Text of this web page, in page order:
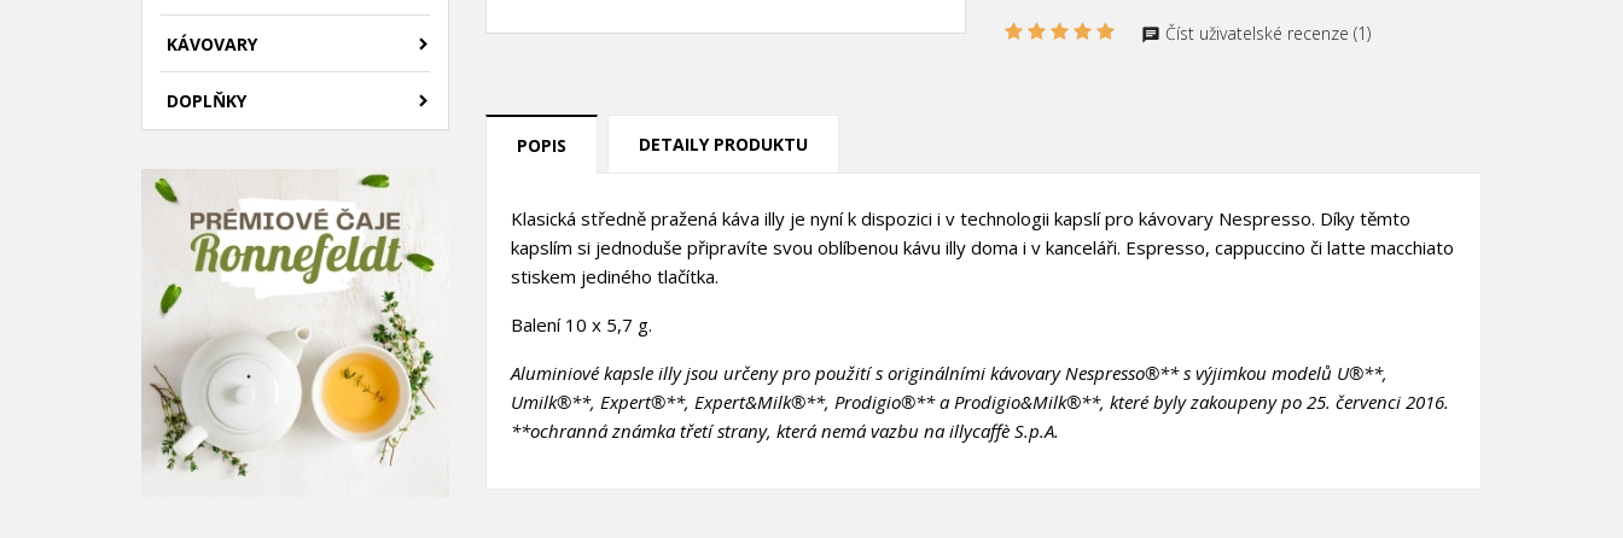
KÁVOVARY
DOPLŇKY
Číst uživatelské recenze (1)
POPIS DETAILY PRODUKTU
Klasická středně pražená káva illy je nyní k dispozici i v technologii kapslí pro kávovary Nespresso. Díky těmto
kapslím si jednoduše připravíte svou oblíbenou kávu illy doma i v kanceláři. Espresso, cappuccino či latte macchiato
stiskem jediného tlačítka.
Balení 10 x 5,7 g.
Aluminiové kapsle illy jsou určeny pro použití s originálními kávovary Nespresso®** s výjimkou modelů U®**,
Umilk®**, Expert®**, Expert&Milk®**, Prodigio®** a Prodigio&Milk®**, které byly zakoupeny po 25. červenci 2016.
**ochranná známka třetí strany, která nemá vazbu na illycaffè S.p.A.
Můj seznam přání
Vytvořit seznam přání ×
Název seznamu přání
Zrušit Vytvořit seznam přání
Přihlásit se ×
Musíte být přihlášen, abyste si mohli výrobky uložit do svého seznamu
přání.
Zrušit Přihlásit se